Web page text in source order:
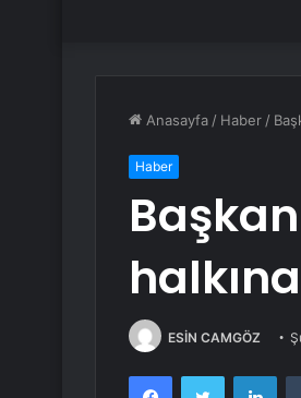
Anasayfa / Haber /
Haber
ESİN CAMGÖZ
FacebookTwitter